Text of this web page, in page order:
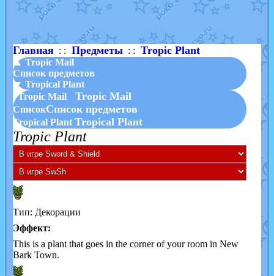
Shadow mismagiusотJOK_julia
в фанарте.
художникот vicavicaв фанарте.
Главная: : Предметы: : Tropic Plant
▲ Tropic Mail
Список предметов
▼ Tropical Plant
Tropic Mail
Tropic Mail
СписокСписок предметов
Tropical Plant Tropical Plant
Tropic Plant
Тип: Декорации
Эффект:
This is a plant that goes in the corner of your room in New
Bark Town.